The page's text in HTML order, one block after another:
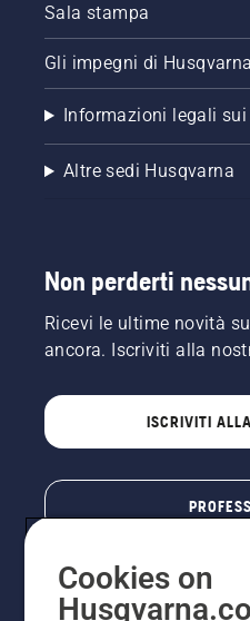
Sala stampa
Gli impegni di
Informazioni legali
Altre sedi Husqvarna
Non perderti
Ricevi le ultime novità
ancora. Iscriviti alla
ISCRIVITI
Cookies on